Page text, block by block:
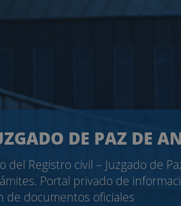
DE PAZ DE
Registro civil – Juzgado de
Portal privado de
de documentos oficiales